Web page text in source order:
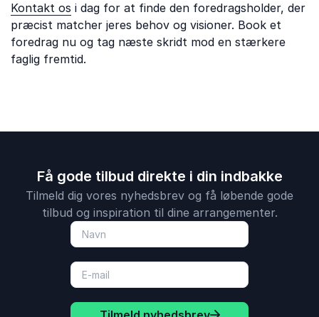
Kontakt os i dag for at finde den foredragsholder, der
præcist matcher jeres behov og visioner. Book et
foredrag nu og tag næste skridt mod en stærkere
faglig fremtid.
Få gode tilbud direkte i din indbakke
Tilmeld dig vores nyhedsbrev og få løbende gode
tilbud og inspiration til dine arrangementer.